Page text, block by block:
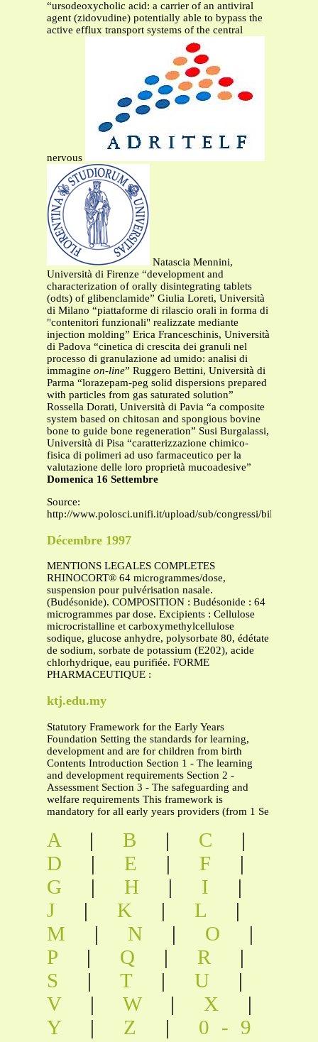
“ursodeoxycholic acid: a carrier of an antiviral
agent (zidovudine) potentially able to bypass the
active efflux transport systems of the central
nervous
Natascia Mennini,
Università di Firenze “development and
characterization of orally disintegrating tablets
(odts) of glibenclamide” Giulia Loreti, Università
di Milano “piattaforme di rilascio orali in forma di
"contenitori funzionali" realizzate mediante
injection molding” Erica Franceschinis, Università
di Padova “cinetica di crescita dei granuli nel
processo di granulazione ad umido: analisi di
immagine on-line” Ruggero Bettini, Università di
Parma “lorazepam-peg solid dispersions prepared
with particles from gas saturated solution”
Rossella Dorati, Università di Pavia “a composite
system based on chitosan and spongious bovine
bone to guide bone regeneration” Susi Burgalassi,
Università di Pisa “caratterizzazione chimico-
fisica di polimeri ad uso farmaceutico per la
valutazione delle loro proprietà mucoadesive”
Domenica 16 Settembre
Source:
http://www.polosci.unifi.it/upload/sub/congressi/bilia/
Décembre 1997
MENTIONS LEGALES COMPLETES
RHINOCORT® 64 microgrammes/dose,
suspension pour pulvérisation nasale.
(Budésonide). COMPOSITION : Budésonide : 64
microgrammes par dose. Excipients : Cellulose
microcristalline et carboxymethylcellulose
sodique, glucose anhydre, polysorbate 80, édétate
de sodium, sorbate de potassium (E202), acide
chlorhydrique, eau purifiée. FORME
PHARMACEUTIQUE :
ktj.edu.my
Statutory Framework for the Early Years
Foundation Setting the standards for learning,
development and are for children from birth
Contents Introduction Section 1 - The learning
and development requirements Section 2 -
Assessment Section 3 - The safeguarding and
welfare requirements This framework is
mandatory for all early years providers (from 1 Se
A | B | C
|
D
| E | F
|
G
| H | I
|
J
| K | L
|
M
| N | O
|
P
| Q | R
|
S
| T | U
|
V
| W | X
|
Y
| Z | 0-9